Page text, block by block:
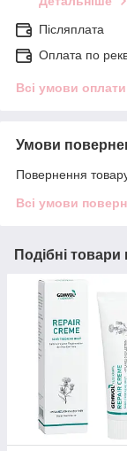
Післяплата
Оплата по
Всі умови оплати
Умови
Повернення
Всі умови
Подібні товари